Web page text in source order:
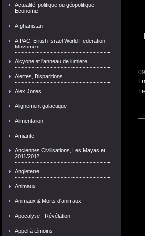
Actualité, politique ou géopolitique,
Economie
Afghanistan
AIPAC, British Israel World Federation
Movement
Alcyone et l'anneau de lumière
Alertes, Disparitions
Alex Jones
Alignement galactique
Alimentation
Amiante
Anciennes Civilisations, Les Mayas et
2011/2012
Angleterre
Animaux
Animaux & Morts d'animaux
Apocalyse - Révélation
Appel à témoins